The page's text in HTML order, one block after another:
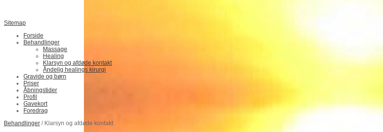
Sitemap
Forside
Behandlinger
Massage
Healing
Klarsyn og afdøde kontakt
Åndelig healings kirurgi
Gravide og børn
Priser
Åbningstider
Profil
Gavekort
Foredrag
Behandlinger / Klarsyn og afdøde kontakt